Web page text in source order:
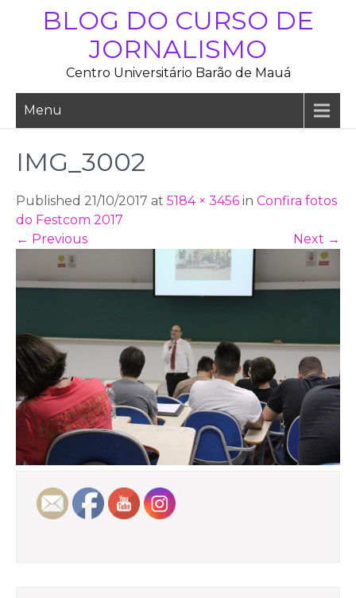
BLOG DO CURSO DE
JORNALISMO
Centro Universitário Barão de Mauá
Menu
IMG_3002
Published 21/10/2017 at 5184 × 3456 in Confira fotos
do Festcom 2017
← Previous Next →